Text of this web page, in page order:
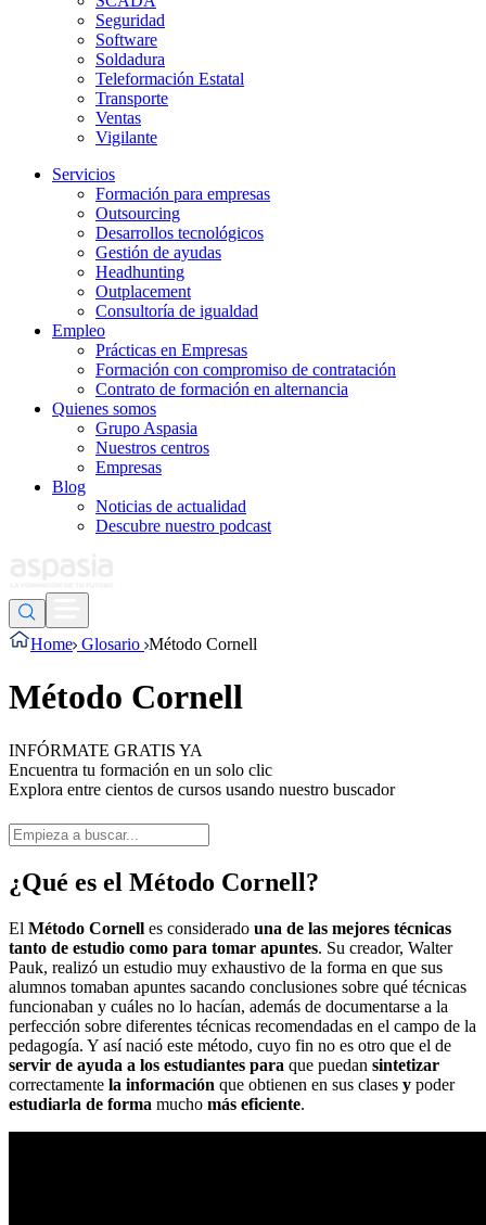
Seguridad
Software
Soldadura
Teleformación Estatal
Transporte
Ventas
Vigilante
Servicios
Formación para empresas
Outsourcing
Desarrollos tecnológicos
Gestión de ayudas
Headhunting
Outplacement
Consultoría de igualdad
Empleo
Prácticas en Empresas
Formación con compromiso de contratación
Contrato de formación en alternancia
Quienes somos
Grupo Aspasia
Nuestros centros
Empresas
Blog
Noticias de actualidad
Descubre nuestro podcast
Home Glosario Método Cornell
Método Cornell
INFÓRMATE GRATIS YA
Encuentra tu formación en un solo clic
Explora entre cientos de cursos usando nuestro buscador
¿Qué es el Método Cornell?
El Método Cornell es considerado una de las mejores técnicas
tanto de estudio como para tomar apuntes. Su creador, Walter
Pauk, realizó un estudio muy exhaustivo de la forma en que sus
alumnos tomaban apuntes sacando conclusiones sobre qué técnicas
funcionaban y cuáles no lo hacían, además de documentarse a la
perfección sobre diferentes técnicas recomendadas en el campo de la
pedagogía. Y así nació este método, cuyo fin no es otro que el de
servir de ayuda a los estudiantes para que puedan sintetizar
correctamente la información que obtienen en sus clases y poder
estudiarla de forma mucho más eficiente.